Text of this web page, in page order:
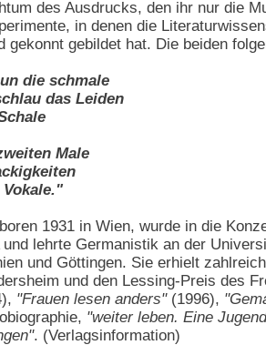
des Ausdrucks, den ihr nur die
in denen die
gekonnt gebildet hat. Die beiden
die schmale
das Leiden
Male
1931 in Wien, wurde in die
lehrte Germanistik an der
und Göttingen. Sie erhielt
und den Lessing-Preis des
"Frauen lesen anders"(1996),
"weiter leben. Eine
. (Verlagsinformation)